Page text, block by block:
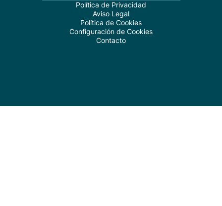
Política de Privacidad
Aviso Legal
Política de Cookies
Configuración de Cookies
Contacto